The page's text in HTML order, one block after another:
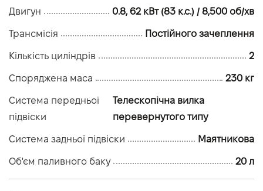
Двигун 0.8, 62 кВт (83 к.с.) / 8,500 об/хв
Трансмісія Постійного зачеплення
Кількість циліндрів 2
Споряджена маса 230 кг
Система передньої
підвіски
Телескопічна вилка
перевернутого типу
Система задньої підвіски Маятникова
Об'єм паливного баку 20 л